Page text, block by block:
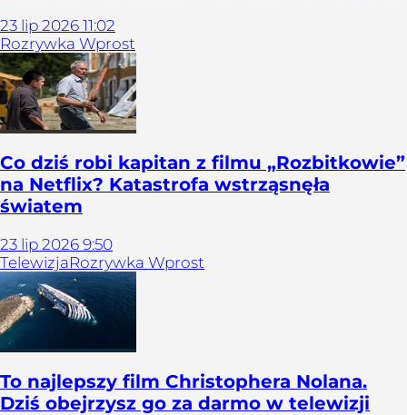
23 lip 2026 11:02
Rozrywka Wprost
Co dziś robi kapitan z filmu „Rozbitkowie”
na Netflix? Katastrofa wstrząsnęła
światem
23 lip 2026 9:50
TelewizjaRozrywka Wprost
To najlepszy film Christophera Nolana.
Dziś obejrzysz go za darmo w telewizji